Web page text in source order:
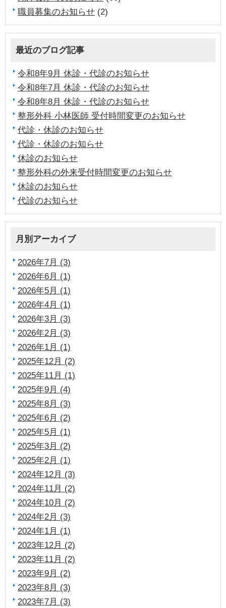
職員募集のお知らせ (2)
最近のブログ記事
令和8年9月 休診・代診のお知らせ
令和8年7月 休診・代診のお知らせ
令和8年8月 休診・代診のお知らせ
整形外科 小林医師 受付時間変更のお知らせ
代診・休診のお知らせ
代診・休診のお知らせ
休診のお知らせ
整形外科の外来受付時間変更のお知らせ
休診のお知らせ
代診のお知らせ
月別アーカイブ
2026年7月 (3)
2026年6月 (1)
2026年5月 (1)
2026年4月 (1)
2026年3月 (3)
2026年2月 (3)
2026年1月 (1)
2025年12月 (2)
2025年11月 (1)
2025年9月 (4)
2025年8月 (3)
2025年6月 (2)
2025年5月 (1)
2025年3月 (2)
2025年2月 (1)
2024年12月 (3)
2024年11月 (2)
2024年10月 (2)
2024年2月 (3)
2024年1月 (1)
2023年12月 (2)
2023年11月 (2)
2023年9月 (2)
2023年8月 (3)
2023年7月 (3)